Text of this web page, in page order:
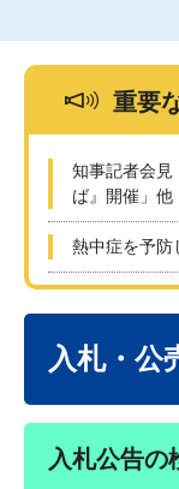
重要
知事記者会見
ば』開催」他
熱中症を予防
入札・公
入札公告の